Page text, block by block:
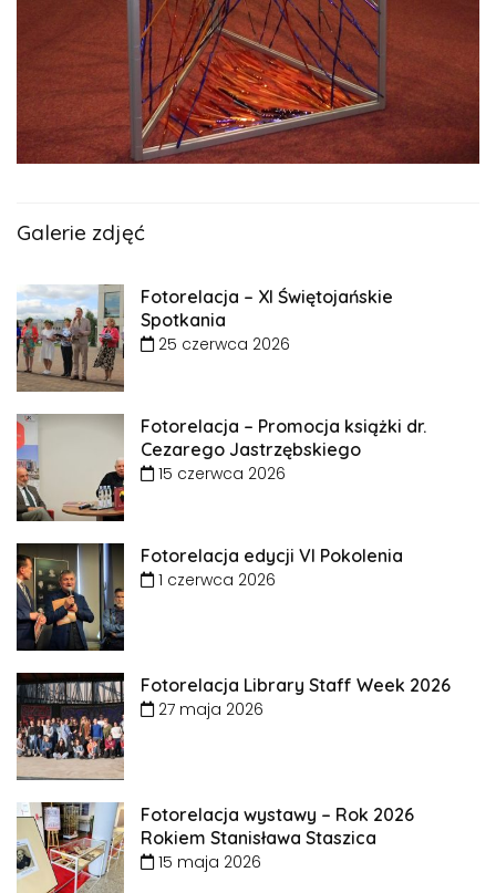
Galerie zdjęć
Fotorelacja – XI Świętojańskie
Spotkania
25 czerwca 2026
Fotorelacja – Promocja książki dr.
Cezarego Jastrzębskiego
15 czerwca 2026
Fotorelacja edycji VI Pokolenia
1 czerwca 2026
Fotorelacja Library Staff Week 2026
27 maja 2026
Fotorelacja wystawy – Rok 2026
Rokiem Stanisława Staszica
15 maja 2026